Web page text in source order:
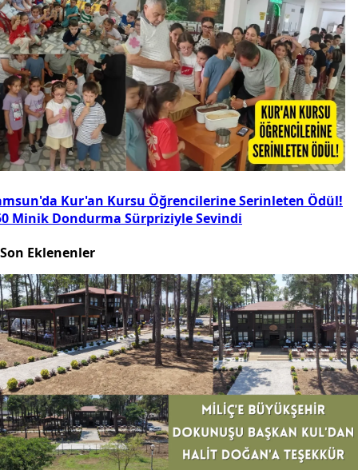
Kur'an Kursu Öğrencilerine Serinleten Ödül!
Minik Dondurma Sürpriziyle Sevindi
Son Eklenenler